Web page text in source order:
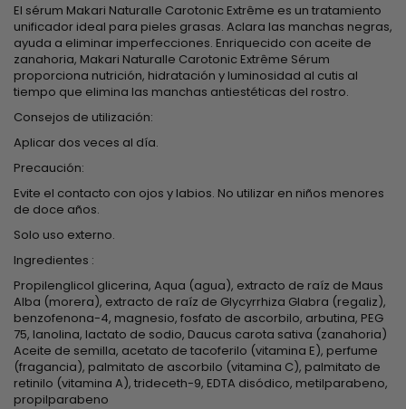
El sérum Makari Naturalle Carotonic Extrême es un tratamiento
unificador ideal para pieles grasas. Aclara las manchas negras,
ayuda a eliminar imperfecciones. Enriquecido con aceite de
zanahoria, Makari Naturalle Carotonic Extrême Sérum
proporciona nutrición, hidratación y luminosidad al cutis al
tiempo que elimina las manchas antiestéticas del rostro.
Consejos de utilización:
Aplicar dos veces al día.
Precaución:
Evite el contacto con ojos y labios. No utilizar en niños menores
de doce años.
Solo uso externo.
Ingredientes :
Propilenglicol glicerina, Aqua (agua), extracto de raíz de Maus
Alba (morera), extracto de raíz de Glycyrrhiza Glabra (regaliz),
benzofenona-4, magnesio, fosfato de ascorbilo, arbutina, PEG
75, lanolina, lactato de sodio, Daucus carota sativa (zanahoria)
Aceite de semilla, acetato de tacoferilo (vitamina E), perfume
(fragancia), palmitato de ascorbilo (vitamina C), palmitato de
retinilo (vitamina A), trideceth-9, EDTA disódico, metilparabeno,
propilparabeno